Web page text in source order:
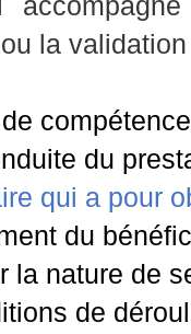
la
du
qui a pour
du
la nature de
de